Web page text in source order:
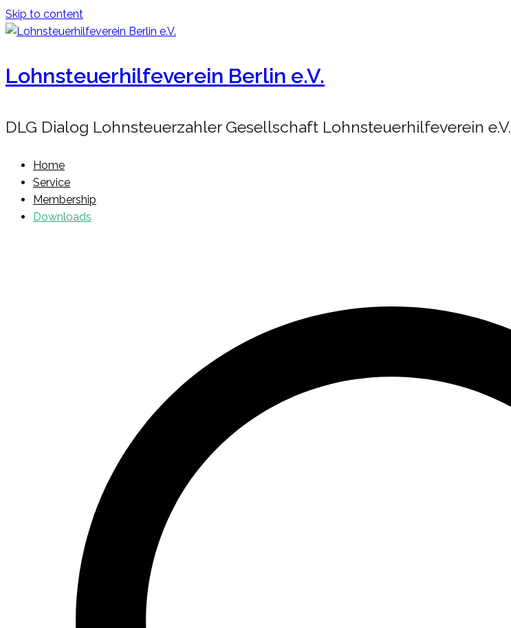
Skip to content
Lohnsteuerhilfeverein Berlin e.V.
DLG Dialog Lohnsteuerzahler Gesellschaft Lohnsteuerhilfeverein e.V.
Home
Service
Membership
Downloads